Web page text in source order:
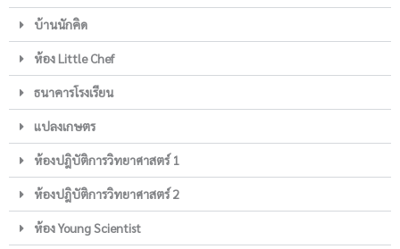
บ้านนักคิด
ห้อง Little Chef
ธนาคารโรงเรียน
แปลงเกษตร
ห้องปฎิบัติการวิทยาศาสตร์ 1
ห้องปฎิบัติการวิทยาศาสตร์ 2
ห้อง Young Scientist